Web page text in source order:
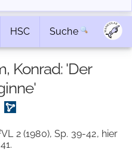
HSC Suche
Konrad: 'Der
VL 2 (1980), Sp. 39-42, hier